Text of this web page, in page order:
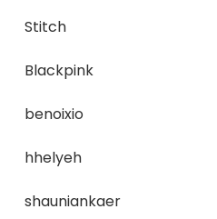
Stitch
Blackpink
benoixio
hhelyeh
shauniankaer